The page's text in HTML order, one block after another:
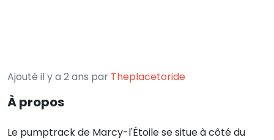
Ajouté il y a 2 ans par Theplacetoride
À propos
Le pumptrack de Marcy-l'Étoile se situe à côté du